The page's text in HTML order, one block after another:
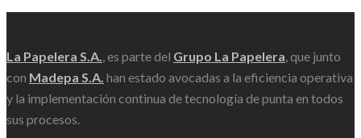
La Papelera S.A., es parte del Grupo La Papelera, que junto
con Madepa S.A. han estado avocadas a la eficiencia operativa
y la implementación continua de tecnología de punta en todos
sus procesos.